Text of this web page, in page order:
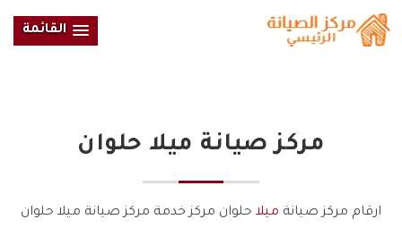
القائمة
مركز صيانة ميلا حلوان
ارقام مركز صيانة ميلا حلوان مركز خدمة مركز صيانة ميلا حلوان